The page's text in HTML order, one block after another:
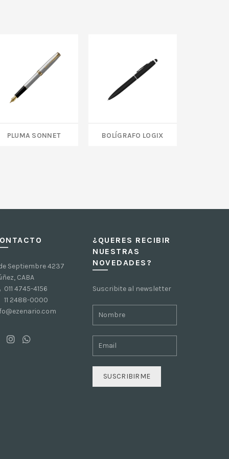
Pluma Sonnet BOLÍGRAFO LOGIX
de Septiembre 4237
CABA
011 4745-4156
11 2488-0000
¿QUERES RECIBIR
NUESTRAS
NOVEDADES?
Suscribite al newsletter